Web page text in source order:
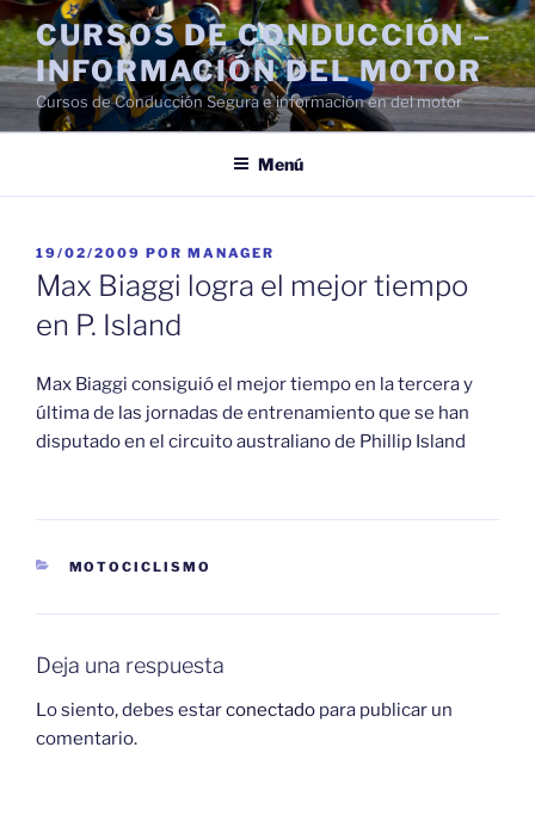
Saltar
al
contenido
CURSOS DE CONDUCCIÓN –
INFORMACIÓN DEL MOTOR
Cursos de Conducción Segura e información en del motor
Menú
PUBLICADO
EL
19/02/2009 POR MANAGER
Max Biaggi logra el mejor tiempo
en P. Island
Max Biaggi consiguió el mejor tiempo en la tercera y
última de las jornadas de entrenamiento que se han
disputado en el circuito australiano de Phillip Island
CATEGORÍAS
MOTOCICLISMO
Deja una respuesta
Lo siento, debes estarconectado para publicar un
comentario.